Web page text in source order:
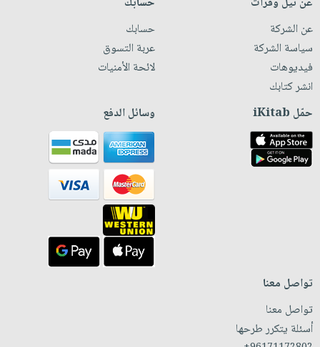
عن الشركة
سياسة الشركة
فيديوهات
انشر كتابك
حسابك
عربة التسوق
لائحة الأمنيات
حمّل iKitab وسائل الدفع
تواصل معنا
تواصل معنا
أسئلة يتكرر طرحها